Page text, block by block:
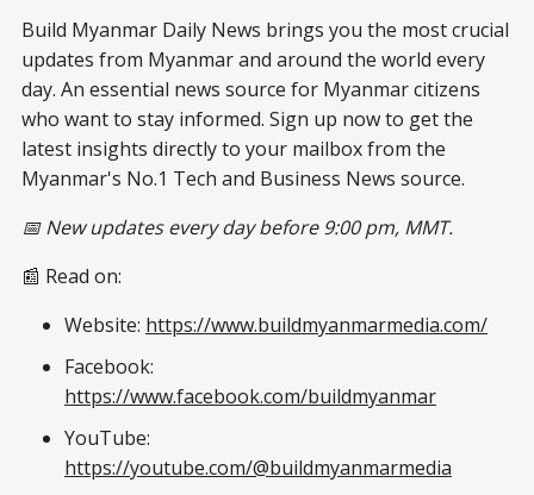
Build Myanmar Daily News brings you the most crucial
updates from Myanmar and around the world every
day. An essential news source for Myanmar citizens
who want to stay informed. Sign up now to get the
latest insights directly to your mailbox from the
Myanmar's No.1 Tech and Business News source.
📅 New updates every day before 9:00 pm, MMT.
📰 Read on:
Website: https://www.buildmyanmarmedia.com/
Facebook:
https://www.facebook.com/buildmyanmar
YouTube:
https://youtube.com/@buildmyanmarmedia